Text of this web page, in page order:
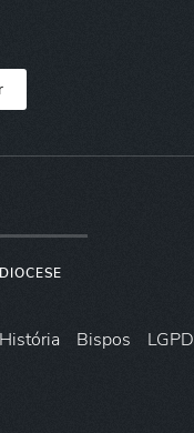
DIOCESE
História Bispos LGPD